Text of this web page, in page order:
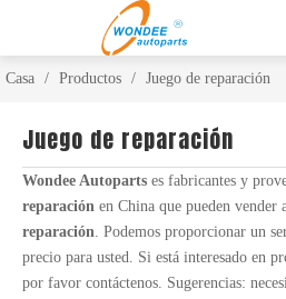
Casa / Productos / Juego de reparación
Juego de reparación
Wondee Autoparts es fabricantes y
reparación en China que pueden vender
reparación. Podemos proporcionar un
precio para usted. Si está interesado en
por favor contáctenos. Sugerencias: